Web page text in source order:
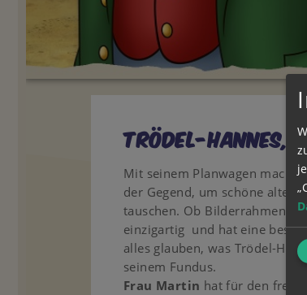
TRÖDEL-HANNES,
Mit seinem Planwagen macht
der Gegend, um schöne alte,
tauschen. Ob Bilderrahmen,
einzigartig und hat eine
alles glauben, was Trödel-
seinem Fundus.
Frau Martin hat für den